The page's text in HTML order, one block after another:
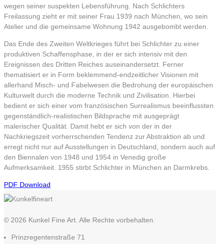
wegen seiner suspekten Lebensführung. Nach Schlichters
Freilassung zieht er mit seiner Frau 1939 nach München, wo sein
Atelier und die gemeinsame Wohnung 1942 ausgebombt werden.
Das Ende des Zweiten Weltkrieges führt bei Schlichter zu einer
produktiven Schaffensphase, in der er sich intensiv mit den
Ereignissen des Dritten Reiches auseinandersetzt. Ferner
thematisiert er in Form beklemmend-endzeitlicher Visionen mit
allerhand Misch- und Fabelwesen die Bedrohung der europäischen
Kulturwelt durch die moderne Technik und Zivilisation. Hierbei
bedient er sich einer vom französischen Surrealismus beeinflussten
gegenständlich-realistischen Bildsprache mit ausgeprägt
malerischer Qualität. Damit hebt er sich von der in der
Nachkriegszeit vorherrschenden Tendenz zur Abstraktion ab und
erregt nicht nur auf Ausstellungen in Deutschland, sondern auch auf
den Biennalen von 1948 und 1954 in Venedig große
Aufmerksamkeit. 1955 stirbt Schlichter in München an Darmkrebs.
PDF Download
© 2026 Kunkel Fine Art. Alle Rechte vorbehalten.
Prinzregentenstraße 71